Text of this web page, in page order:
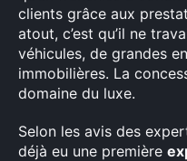
clients grâce aux
atout, c’est qu’il ne
véhicules, de grandes
immobilières. La
domaine du luxe.
Selon les avis des
déjà eu une première